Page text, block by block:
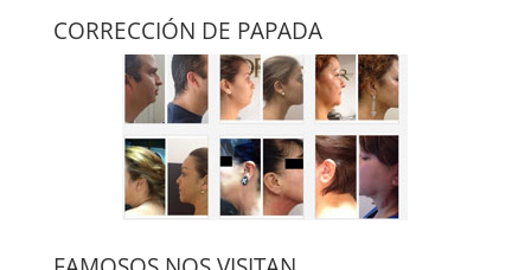
CORRECCIÓN DE PAPADA